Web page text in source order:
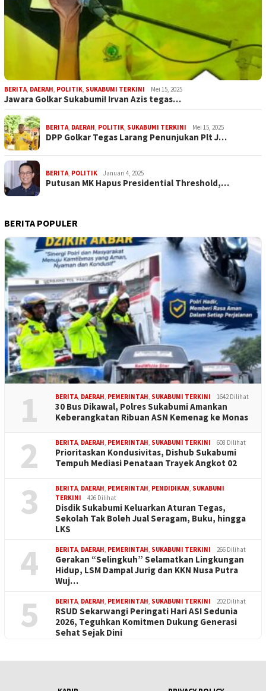
BERITA, DAERAH, POLITIK, SUKABUMI TERKINI Mei 15, 2025
Jawara Golkar Sukabumi! Irvan Azis tegas…
BERITA, DAERAH, POLITIK, SUKABUMI TERKINI Mei 15, 2025
DPP Golkar Tegas Larang Penunjukan Plt J…
BERITA, POLITIK Januari 4, 2025
Putusan MK Hapus Presidential Threshold,…
BERITA POPULER
1 BERITA, DAERAH, PEMERINTAH, SUKABUMI TERKINI 1642 Dilihat
30 Bus Dikawal, Polres Sukabumi Amankan
Keberangkatan Ribuan ASN Kemenag ke Monas
2 BERITA, DAERAH, PEMERINTAH, SUKABUMI TERKINI 608 Dilihat
Prioritaskan Kondusivitas, Dishub Sukabumi
Tempuh Mediasi Penataan Trayek Angkot 02
3 BERITA, DAERAH, PEMERINTAH, PENDIDIKAN, SUKABUMI
TERKINI
426 Dilihat
Disdik Sukabumi Keluarkan Aturan Tegas,
Sekolah Tak Boleh Jual Seragam, Buku, hingga
LKS
4 BERITA, DAERAH, PEMERINTAH, SUKABUMI TERKINI 266 Dilihat
Gerakan “Selingkuh” Selamatkan Lingkungan
Hidup, LSM Dampal Jurig dan KKN Nusa Putra
Wuj…
5 BERITA, DAERAH, PEMERINTAH, SUKABUMI TERKINI 202 Dilihat
RSUD Sekarwangi Peringati Hari ASI Sedunia
2026, Teguhkan Komitmen Dukung Generasi
Sehat Sejak Dini